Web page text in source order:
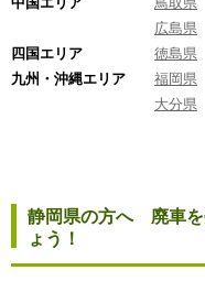
広島県
四国エリア
徳島県
九州・沖縄エリア
福岡県
大分県
静岡県の方へ 廃車を
ょう！